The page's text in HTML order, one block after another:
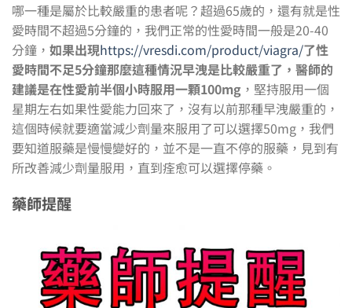
哪一種是屬於比較嚴重的患者呢？超過65歲的，還有就是性
愛時間不超過5分鐘的，我們正常的性愛時間一般是20-40
分鐘， 如果出現https://vresdi.com/product/viagra/了性
愛時間不足5分鐘那麼這種情況早洩是比較嚴重了，醫師的
建議是在性愛前半個小時服用一顆100mg ，堅持服用一個
星期左右如果性愛能力回來了，沒有以前那種早洩嚴重的，
這個時候就要適當減少劑量來服用了可以選擇50mg，我們
要知道服藥是慢慢變好的，並不是一直不停的服藥，見到有
所改善減少劑量服用，直到痊愈可以選擇停藥。
藥師提醒